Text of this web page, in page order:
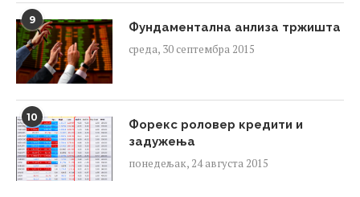
9
Фундаментална анлиза тржишта
среда, 30 септембра 2015
10
Форекс роловер кредити и
задужења
понедељак, 24 августа 2015